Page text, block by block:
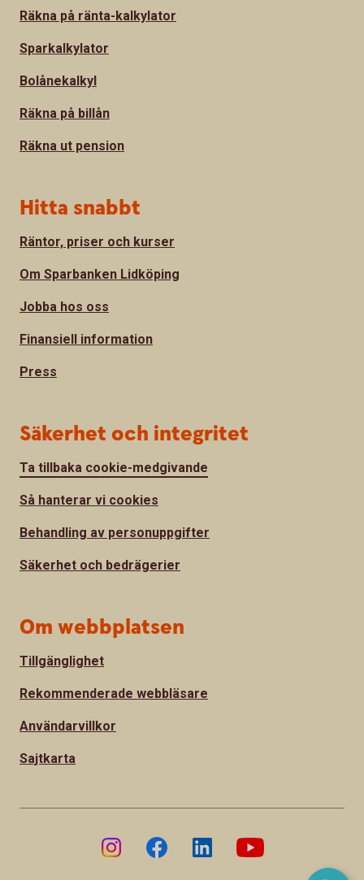
Räkna på ränta-kalkylator
Sparkalkylator
Bolånekalkyl
Räkna på billån
Räkna ut pension
Hitta snabbt
Räntor, priser och kurser
Om Sparbanken Lidköping
Jobba hos oss
Finansiell information
Press
Säkerhet och integritet
Ta tillbaka cookie-medgivande
Så hanterar vi cookies
Behandling av personuppgifter
Säkerhet och bedrägerier
Om webbplatsen
Tillgänglighet
Rekommenderade webbläsare
Användarvillkor
Sajtkarta